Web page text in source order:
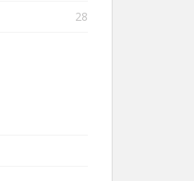
28